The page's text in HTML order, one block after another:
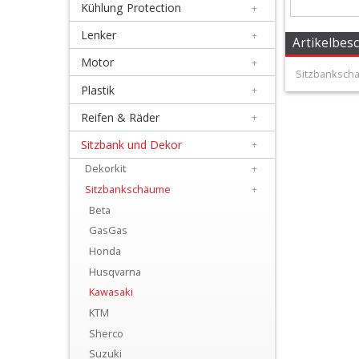
Schmierstoffe
Armaturen
Kühlung
Protection
Kühlung Protection +
Lenker +
Motor +
Plastik +
Reifen & Räder +
Sitzbank und Dekor
+
Dekorkit
+
Sitzbankschäume
+
Beta
GasGas
Honda
Husqvarna
Kawasaki
KTM
Sherco
Suzuki